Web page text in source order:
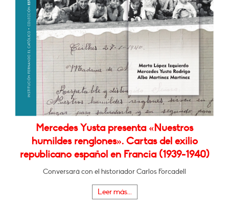
Mercedes Yusta presenta «Nuestros
humildes renglones». Cartas del exilio
republicano español en Francia (1939-1940)
Conversará con el historiador Carlos Forcadell
Leer más...